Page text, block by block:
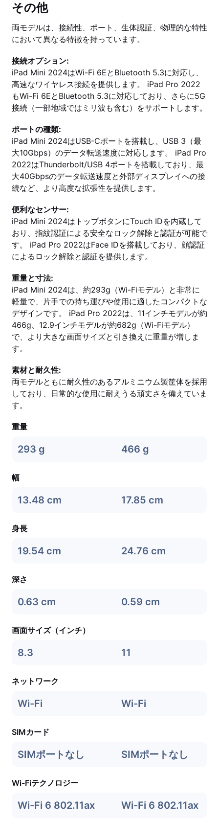
その他
両モデルは、接続性、ポート、生体認証、物理的な特性
において異なる特徴を持っています。
接続オプション:
iPad Mini 2024はWi-Fi 6EとBluetooth 5.3に対応し、
高速なワイヤレス接続を提供します。 iPad Pro 2022
もWi-Fi 6EとBluetooth 5.3に対応しており、さらに5G
接続（一部地域ではミリ波も含む）をサポートします。
ポートの種類:
iPad Mini 2024はUSB-Cポートを搭載し、USB 3（最
大10Gbps）のデータ転送速度に対応します。 iPad Pro
2022はThunderbolt/USB 4ポートを搭載しており、最
大40Gbpsのデータ転送速度と外部ディスプレイへの接
続など、より高度な拡張性を提供します。
便利なセンサー:
iPad Mini 2024はトップボタンにTouch IDを内蔵して
おり、指紋認証による安全なロック解除と認証が可能で
す。 iPad Pro 2022はFace IDを搭載しており、顔認証
によるロック解除と認証を提供します。
重量と寸法:
iPad Mini 2024は、約293g（Wi-Fiモデル）と非常に
軽量で、片手での持ち運びや使用に適したコンパクトな
デザインです。 iPad Pro 2022は、11インチモデルが約
466g、12.9インチモデルが約682g（Wi-Fiモデル）
で、より大きな画面サイズと引き換えに重量が増しま
す。
素材と耐久性:
両モデルともに耐久性のあるアルミニウム製筐体を採用
しており、日常的な使用に耐えうる頑丈さを備えていま
す。
重量
293 g 466 g
幅
13.48 cm 17.85 cm
身長
19.54 cm 24.76 cm
深さ
0.63 cm 0.59 cm
画面サイズ（インチ）
8.3 11
ネットワーク
Wi-Fi Wi-Fi
SIMカード
SIMポートなし SIMポートなし
Wi-Fiテクノロジー
Wi-Fi 6 802.11ax Wi-Fi 6 802.11ax